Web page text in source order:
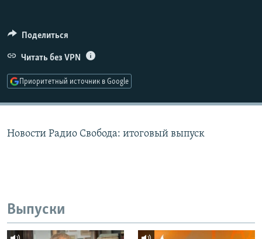
ПОДПИШИТЕСЬ НА РАССЫЛКУ
СОЦИАЛЬНЫЕ СЕТИ
Поделиться
Читать без VPN
Приоритетный источник в Google
Новости Радио Свобода: итоговый выпуск
Выпуски